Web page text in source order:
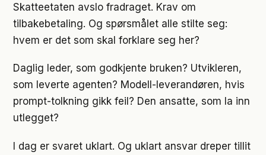
Skatteetaten avslo fradraget. Krav om
tilbakebetaling. Og spørsmålet alle stilte seg:
hvem er det som skal forklare seg her?
Daglig leder, som godkjente bruken? Utvikleren,
som leverte agenten? Modell-leverandøren, hvis
prompt-tolkning gikk feil? Den ansatte, som la inn
utlegget?
I dag er svaret uklart. Og uklart ansvar dreper tillit